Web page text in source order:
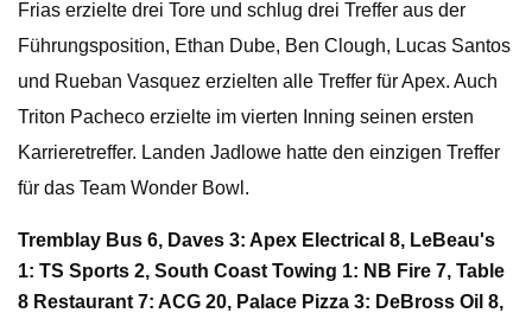
Frias erzielte drei Tore und schlug drei Treffer aus der
Führungsposition, Ethan Dube, Ben Clough, Lucas Santos
und Rueban Vasquez erzielten alle Treffer für Apex. Auch
Triton Pacheco erzielte im vierten Inning seinen ersten
Karrieretreffer. Landen Jadlowe hatte den einzigen Treffer
für das Team Wonder Bowl.
Tremblay Bus 6, Daves 3: Apex Electrical 8, LeBeau's
1: TS Sports 2, South Coast Towing 1: NB Fire 7, Table
8 Restaurant 7: ACG 20, Palace Pizza 3: DeBross Oil 8,